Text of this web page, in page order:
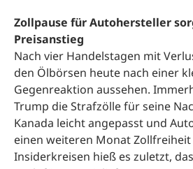
Zollpause für Autohersteller
Preisanstieg
Nach vier Handelstagen mit
den Ölbörsen heute nach einer
Gegenreaktion aussehen.
Trump die Strafzölle für seine
Kanada leicht angepasst und
einen weiteren Monat
Insiderkreisen hieß es zuletzt,